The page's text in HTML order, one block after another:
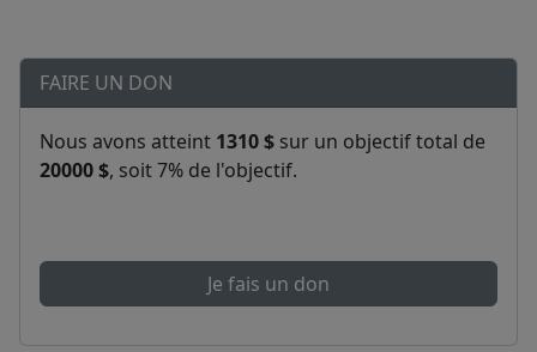
FAIRE UN DON
Nous avons atteint 1310 $ sur un objectif total de
20000 $, soit 7% de l'objectif.
Je fais un don